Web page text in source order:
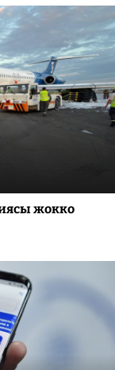
жокко